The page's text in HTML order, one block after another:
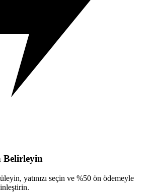
Belirleyin
yatınızı seçin ve %50 ön ödemeyle